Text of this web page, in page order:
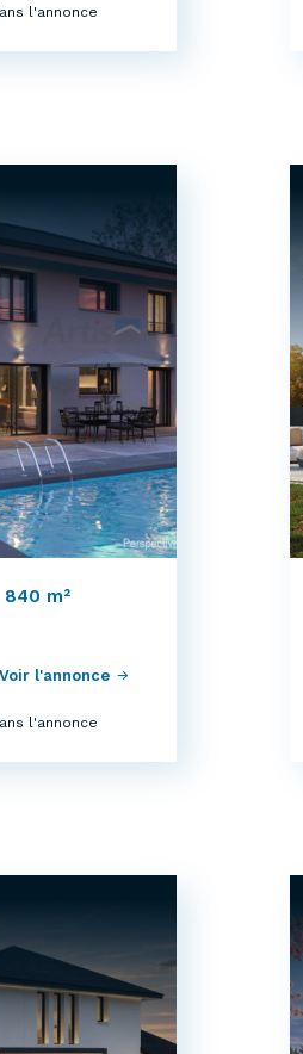
l'annonce
840 m²
Voir l'annonce
l'annonce